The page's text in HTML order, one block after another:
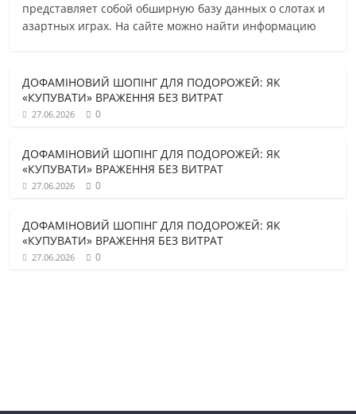
представляет собой обширную базу данных о слотах и
азартных играх. На сайте можно найти информацию
ДОФАМІНОВИЙ ШОПІНГ ДЛЯ ПОДОРОЖЕЙ: ЯК
«КУПУВАТИ» ВРАЖЕННЯ БЕЗ ВИТРАТ
27.06.2026 0
ДОФАМІНОВИЙ ШОПІНГ ДЛЯ ПОДОРОЖЕЙ: ЯК
«КУПУВАТИ» ВРАЖЕННЯ БЕЗ ВИТРАТ
27.06.2026 0
ДОФАМІНОВИЙ ШОПІНГ ДЛЯ ПОДОРОЖЕЙ: ЯК
«КУПУВАТИ» ВРАЖЕННЯ БЕЗ ВИТРАТ
27.06.2026 0